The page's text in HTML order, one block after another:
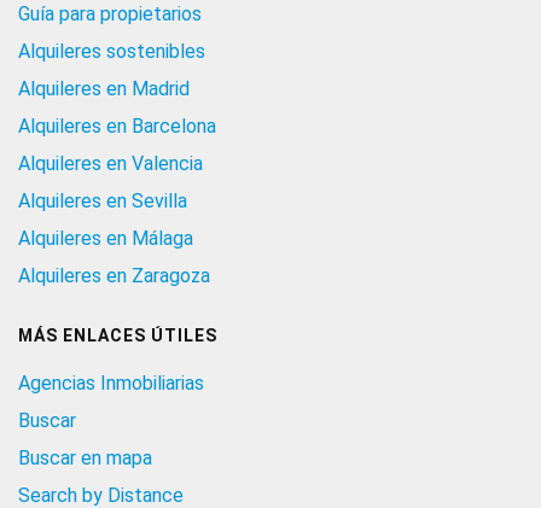
Guía para propietarios
Alquileres sostenibles
Alquileres en Madrid
Alquileres en Barcelona
Alquileres en Valencia
Alquileres en Sevilla
Alquileres en Málaga
Alquileres en Zaragoza
MÁS ENLACES ÚTILES
Agencias Inmobiliarias
Buscar
Buscar en mapa
Search by Distance